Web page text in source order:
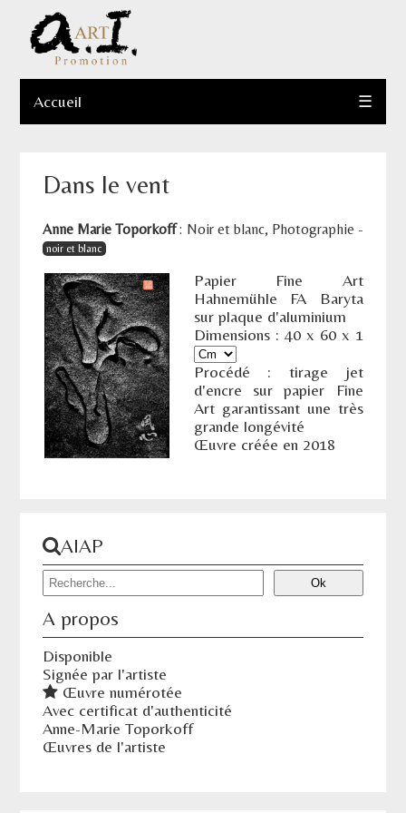
Accueil ☰
Dans le vent
Anne Marie Toporkoff: Noir et blanc, Photographie -
noir et blanc
Papier Fine Art
Hahnemühle FA Baryta
sur plaque d'aluminium
Dimensions : 40 x 60 x 1
Procédé : tirage jet
d'encre sur papier Fine
Art garantissant une très
grande longévité
Œuvre créée en 2018
AIAP
A propos
Disponible
Signée par l'artiste
Œuvre numérotée
Avec certificat d'authenticité
Anne-Marie Toporkoff
Œuvres de l'artiste